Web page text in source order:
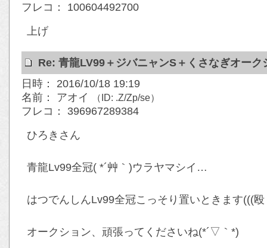
フレコ： 100604492700
上げ
Re: 青龍LV99＋ジバニャンS＋くさなぎオー
日時： 2016/10/18 19:19
名前： アオイ
（ID: .Z/Zp/se）
フレコ： 396967289384
ひろきさん
青龍Lv99全冠( *´艸｀)ウラヤマシイ…
はつでんしんLv99全冠こっそり置いときます(((殴
オークション、頑張ってくださいね(*´▽｀*)